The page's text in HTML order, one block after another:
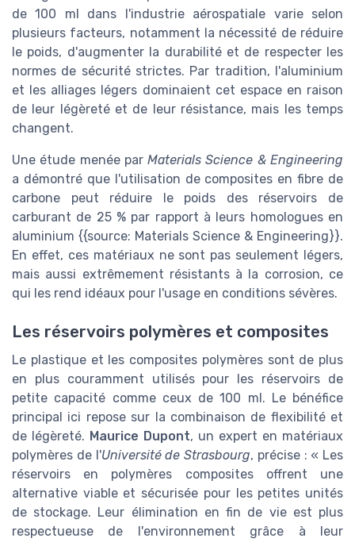
de 100 ml dans l'industrie aérospatiale varie selon
plusieurs facteurs, notamment la nécessité de réduire
le poids, d'augmenter la durabilité et de respecter les
normes de sécurité strictes. Par tradition, l'aluminium
et les alliages légers dominaient cet espace en raison
de leur légèreté et de leur résistance, mais les temps
changent.
Une étude menée parMaterials Science & Engineering
a démontré que l'utilisation de composites en fibre de
carbone peut réduire le poids des réservoirs de
carburant de 25 % par rapport à leurs homologues en
aluminium {{source: Materials Science & Engineering}}.
En effet, ces matériaux ne sont pas seulement légers,
mais aussi extrêmement résistants à la corrosion, ce
qui les rend idéaux pour l'usage en conditions sévères.
Les réservoirs polymères et composites
Le plastique et les composites polymères sont de plus
en plus couramment utilisés pour les réservoirs de
petite capacité comme ceux de 100 ml. Le bénéfice
principal ici repose sur la combinaison de flexibilité et
de légèreté. Maurice Dupont, un expert en matériaux
polymères de l'Université de Strasbourg, précise : « Les
réservoirs en polymères composites offrent une
alternative viable et sécurisée pour les petites unités
de stockage. Leur élimination en fin de vie est plus
respectueuse de l'environnement grâce à leur